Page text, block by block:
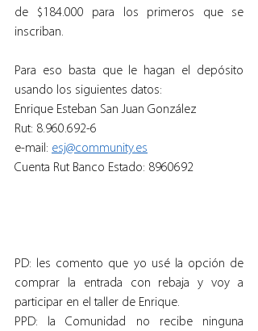
de $184.000 para los primeros que se
inscriban.
Para eso basta que le hagan el depósito
usando los siguientes datos:
Enrique Esteban San Juan González
Rut: 8.960.692-6
e-mail: esj@community.es
Cuenta Rut Banco Estado: 8960692
PD: les comento que yo usé la opción de
comprar la entrada con rebaja y voy a
participar en el taller de Enrique.
PPD: la Comunidad no recibe ninguna